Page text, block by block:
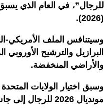
للرجال”، في العام الذي
(2026).
وسيتنافس الملف
البرازيل والترشيح الأوروبي
والأراضي المنخفضة.
وسبق اختيار الولايات
مونديال 2026 للرجال إلى جانب كندا.